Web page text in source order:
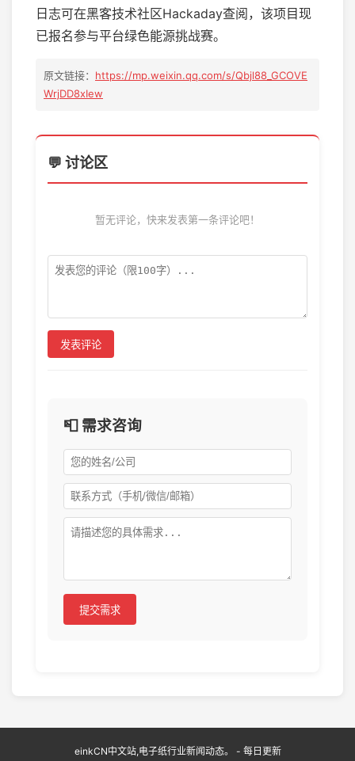
日志可在黑客技术社区Hackaday查阅，该项目现
已报名参与平台绿色能源挑战赛。
原文链接： https://mp.weixin.qq.com/s/Qbjl88_GCOVE
WrjDD8xIew
💬 讨论区
暂无评论，快来发表第一条评论吧！
发表评论
📮 需求咨询
提交需求
einkCN中文站,电子纸行业新闻动态。 - 每日更新